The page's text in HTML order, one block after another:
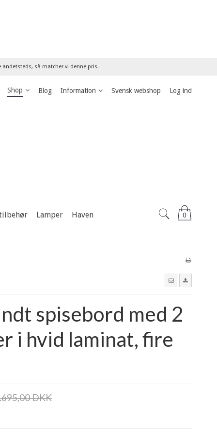
så matcher vi denne pris.
Shop Blog Information Svensk webshop Log ind
0
Lamper
Haven
spisebord med 2
i hvid laminat, fire
DKK